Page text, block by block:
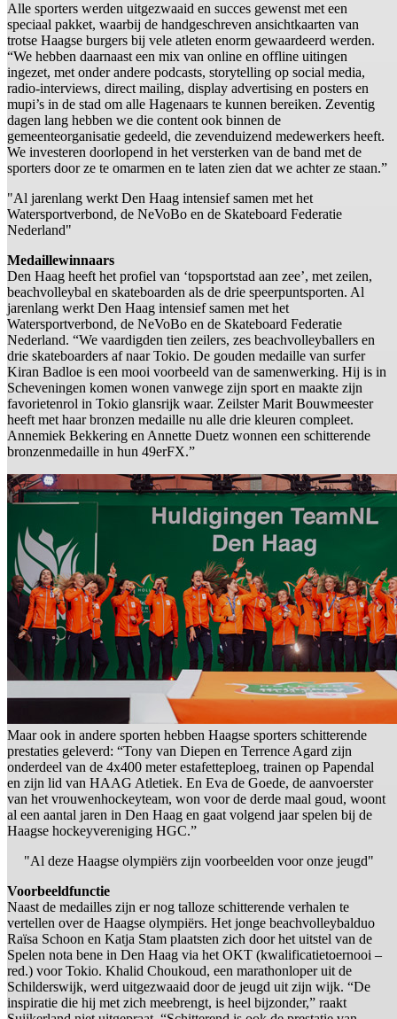
Alle sporters werden uitgezwaaid en succes gewenst met een
speciaal pakket, waarbij de handgeschreven ansichtkaarten van
trotse Haagse burgers bij vele atleten enorm gewaardeerd werden.
“We hebben daarnaast een mix van online en offline uitingen
ingezet, met onder andere podcasts, storytelling op social media,
radio-interviews, direct mailing, display advertising en posters en
mupi’s in de stad om alle Hagenaars te kunnen bereiken. Zeventig
dagen lang hebben we die content ook binnen de
gemeenteorganisatie gedeeld, die zevenduizend medewerkers heeft.
We investeren doorlopend in het versterken van de band met de
sporters door ze te omarmen en te laten zien dat we achter ze staan.”
"Al jarenlang werkt Den Haag intensief samen met het
Watersportverbond, de NeVoBo en de Skateboard Federatie
Nederland"
Medaillewinnaars
Den Haag heeft het profiel van ‘topsportstad aan zee’, met zeilen,
beachvolleybal en skateboarden als de drie speerpuntsporten. Al
jarenlang werkt Den Haag intensief samen met het
Watersportverbond, de NeVoBo en de Skateboard Federatie
Nederland. “We vaardigden tien zeilers, zes beachvolleyballers en
drie skateboarders af naar Tokio. De gouden medaille van surfer
Kiran Badloe is een mooi voorbeeld van de samenwerking. Hij is in
Scheveningen komen wonen vanwege zijn sport en maakte zijn
favorietenrol in Tokio glansrijk waar. Zeilster Marit Bouwmeester
heeft met haar bronzen medaille nu alle drie kleuren compleet.
Annemiek Bekkering en Annette Duetz wonnen een schitterende
bronzenmedaille in hun 49erFX.”
Maar ook in andere sporten hebben Haagse sporters schitterende
prestaties geleverd: “Tony van Diepen en Terrence Agard zijn
onderdeel van de 4x400 meter estafetteploeg, trainen op Papendal
en zijn lid van HAAG Atletiek. En Eva de Goede, de aanvoerster
van het vrouwenhockeyteam, won voor de derde maal goud, woont
al een aantal jaren in Den Haag en gaat volgend jaar spelen bij de
Haagse hockeyvereniging HGC.”
"Al deze Haagse olympiërs zijn voorbeelden voor onze jeugd"
Voorbeeldfunctie
Naast de medailles zijn er nog talloze schitterende verhalen te
vertellen over de Haagse olympiërs. Het jonge beachvolleybalduo
Raïsa Schoon en Katja Stam plaatsten zich door het uitstel van de
Spelen nota bene in Den Haag via het OKT (kwalificatietoernooi –
red.) voor Tokio. Khalid Choukoud, een marathonloper uit de
Schilderswijk, werd uitgezwaaid door de jeugd uit zijn wijk. “De
inspiratie die hij met zich meebrengt, is heel bijzonder,” raakt